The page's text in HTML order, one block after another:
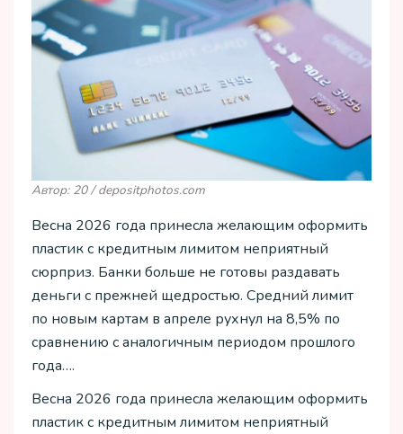
Автор: 20 / depositphotos.com
Весна 2026 года принесла желающим оформить
пластик с кредитным лимитом неприятный
сюрприз. Банки больше не готовы раздавать
деньги с прежней щедростью. Средний лимит
по новым картам в апреле рухнул на 8,5% по
сравнению с аналогичным периодом прошлого
года….
Весна 2026 года принесла желающим оформить
пластик с кредитным лимитом неприятный